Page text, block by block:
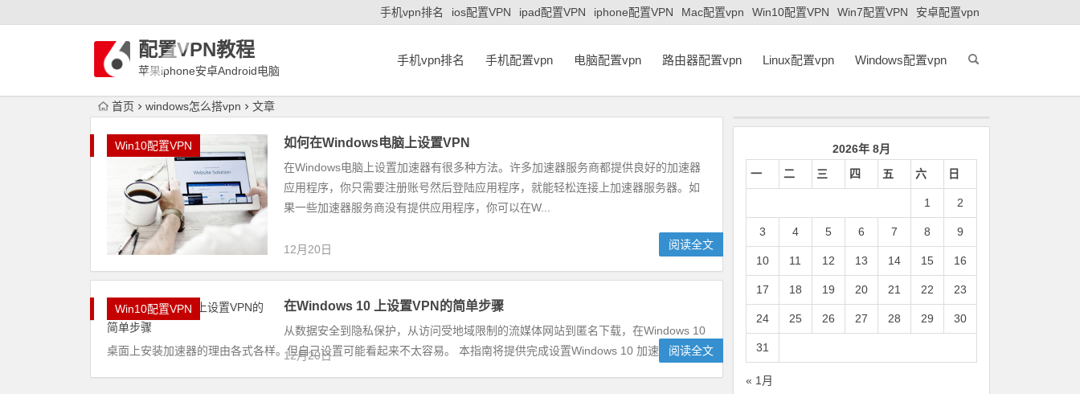
手机vpn排名 ios配置VPN ipad配置VPN iphone配置VPN Mac配置vpn Win10配置VPN Win7配置VPN 安卓配置vpn
配置VPN教程
苹果iphone安卓Android电脑
手机vpn排名 手机配置vpn 电脑配置vpn 路由器配置vpn Linux配置vpn Windows配置vpn
首页 windows怎么搭vpn 文章
Win10配置VPN 如何在Windows电脑上设置VPN
在Windows电脑上设置加速器有很多种方法。许多加速器服务商都提供良好的加速器
应用程序，你只需要注册账号然后登陆应用程序，就能轻松连接上加速器服务器。如
果一些加速器服务商没有提供应用程序，你可以在W...
12月20日 阅读全文
Win10配置VPN 在Windows 10 上设置VPN的简单步骤
从数据安全到隐私保护，从访问受地域限制的流媒体网站到匿名下载，在Windows 10
桌面上安装加速器的理由各式各样。但自己设置可能看起来不太容易。 本指南将提供完成设置Windows 10 加速器应用...
12月20日 阅读全文
2026年 8月
一
二 三 四 五 六 日
1 2
3 4 5 6 7 8 9
10 11 12 13 14 15 16
17 18 19 20 21 22 23
24 25 26 27 28 29 30
31
« 1月